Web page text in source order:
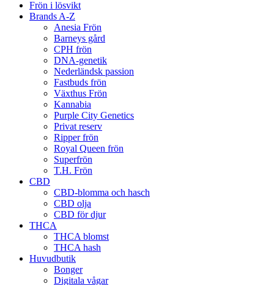
Frön i lösvikt
Brands A-Z
Anesia Frön
Barneys gård
CPH frön
DNA-genetik
Nederländsk passion
Fastbuds frön
Växthus Frön
Kannabia
Purple City Genetics
Privat reserv
Ripper frön
Royal Queen frön
Superfrön
T.H. Frön
CBD
CBD-blomma och hasch
CBD olja
CBD för djur
THCA
THCA blomst
THCA hash
Huvudbutik
Bonger
Digitala vågar